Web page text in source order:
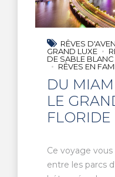
RÊVES
GRAND LUXE
DE SABLE BLANC
RÊVES EN
DU
LE
FLORIDE
Ce voyage
entre les parcs